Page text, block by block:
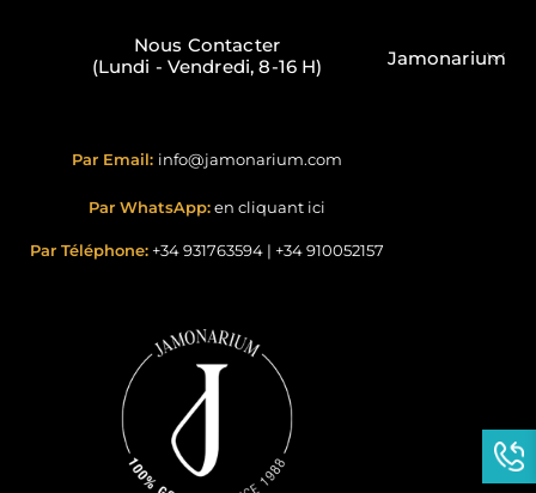
Nous Contacter
(Lundi - Vendredi, 8-16 H)
Par Email: info@jamonarium.com
Par WhatsApp:en cliquant ici
Par Téléphone: +34 931763594 | +34 910052157
Jamonarium